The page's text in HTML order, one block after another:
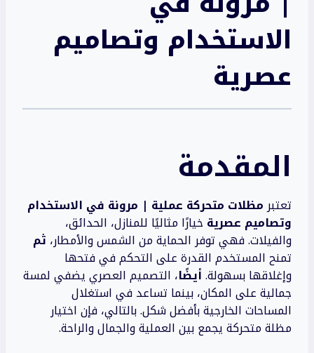
الاستخدام وتصاميم
عصرية
المقدمة
تعتبرمظلات متحركة عملية | مرونة في الاستخدام
وتصاميم عصرية خيارًا مثاليًا للمنازل، الحدائق،
والفيلات. فهي توفر الحماية من الشمس والأمطار، ثم
تمنح المستخدم القدرة على التحكم في فتحها
وإغلاقها بسهولة.أيضًا، التصميم العصري يضفي لمسة
جمالية على المكان، بينما تساعد في استغلال
المساحات الخارجية بأفضل شكل. بالتالي، فإن اختيار
مظلة متحركة يجمع بين العملية والجمال والراحة.